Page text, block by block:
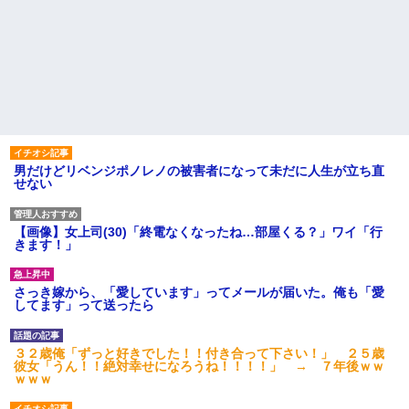
男だけどリベンジポノレノの被害者になって未だに人生が立ち直
せない
【画像】女上司(30)「終電なくなったね…部屋くる？」ワイ「行
きます！」
さっき嫁から、「愛しています」ってメールが届いた。俺も「愛
してます」って送ったら
３２歳俺「ずっと好きでした！！付き合って下さい！」 ２５歳
彼女「うん！！絶対幸せになろうね！！！！」 → ７年後ｗｗ
ｗｗｗ